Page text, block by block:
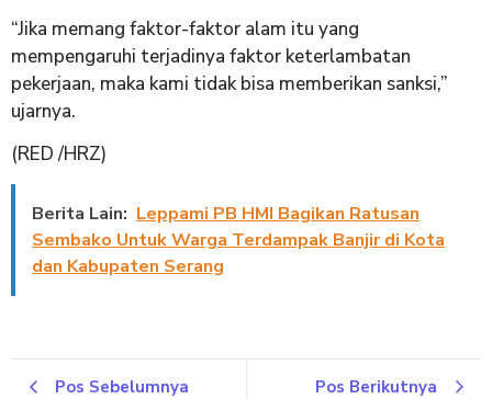
“Jika memang faktor-faktor alam itu yang
mempengaruhi terjadinya faktor keterlambatan
pekerjaan, maka kami tidak bisa memberikan sanksi,”
ujarnya.
(RED /HRZ)
Berita Lain: Leppami PB HMI Bagikan Ratusan
Sembako Untuk Warga Terdampak Banjir di Kota
dan Kabupaten Serang
Pos Sebelumnya Pos Berikutnya